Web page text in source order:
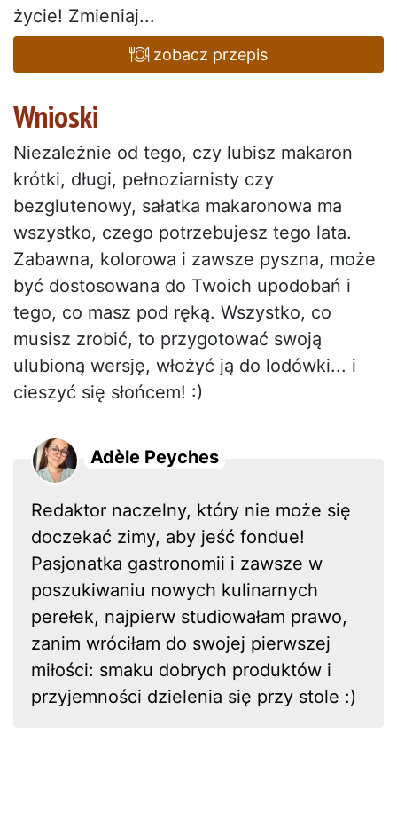
życie! Zmieniaj...
zobacz przepis
Wnioski
Niezależnie od tego, czy lubisz makaron
krótki, długi, pełnoziarnisty czy
bezglutenowy, sałatka makaronowa ma
wszystko, czego potrzebujesz tego lata.
Zabawna, kolorowa i zawsze pyszna, może
być dostosowana do Twoich upodobań i
tego, co masz pod ręką. Wszystko, co
musisz zrobić, to przygotować swoją
ulubioną wersję, włożyć ją do lodówki... i
cieszyć się słońcem! :)
Adèle Peyches
Redaktor naczelny, który nie może się
doczekać zimy, aby jeść fondue!
Pasjonatka gastronomii i zawsze w
poszukiwaniu nowych kulinarnych
perełek, najpierw studiowałam prawo,
zanim wróciłam do swojej pierwszej
miłości: smaku dobrych produktów i
przyjemności dzielenia się przy stole :)